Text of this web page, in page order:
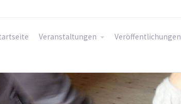
Veranstaltungen Veröffentlichungen